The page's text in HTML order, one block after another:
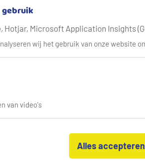
doorgeven kan
sturen wij u direct
Hotjar, Microsoft Application Insights
wij het gebruik van onze website
van video's
Alles accepteren